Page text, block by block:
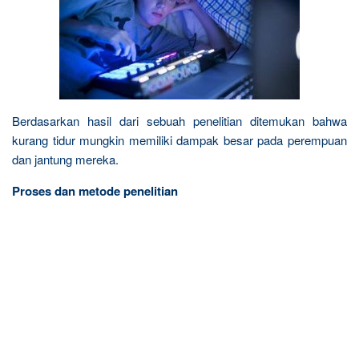
Berdasarkan hasil dari sebuah penelitian ditemukan bahwa
kurang tidur mungkin memiliki dampak besar pada perempuan
dan jantung mereka.
Proses dan metode penelitian